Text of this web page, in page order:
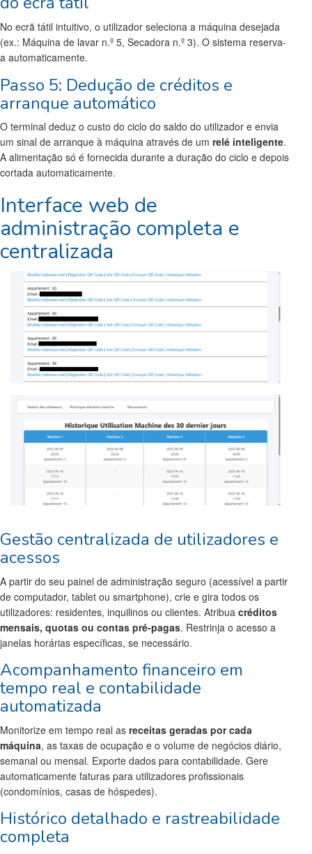
No ecrã tátil intuitivo, o utilizador seleciona a máquina desejada
(ex.: Máquina de lavar n.º 5, Secadora n.º 3). O sistema reserva-
a automaticamente.
Passo 5: Dedução de créditos e
arranque automático
O terminal deduz o custo do ciclo do saldo do utilizador e envia
um sinal de arranque à máquina através de um relé inteligente.
A alimentação só é fornecida durante a duração do ciclo e depois
cortada automaticamente.
Interface web de
administração completa e
centralizada
Gestão centralizada de utilizadores e
acessos
A partir do seu painel de administração seguro (acessível a partir
de computador, tablet ou smartphone), crie e gira todos os
utilizadores: residentes, inquilinos ou clientes. Atribua créditos
mensais, quotas ou contas pré-pagas. Restrinja o acesso a
janelas horárias específicas, se necessário.
Acompanhamento financeiro em
tempo real e contabilidade
automatizada
Monitorize em tempo real as receitas geradas por cada
máquina, as taxas de ocupação e o volume de negócios diário,
semanal ou mensal. Exporte dados para contabilidade. Gere
automaticamente faturas para utilizadores profissionais
(condomínios, casas de hóspedes).
Histórico detalhado e rastreabilidade
completa